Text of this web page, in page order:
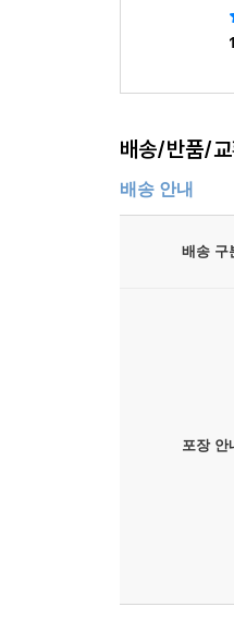
배송/반품/교
배송 안내
배송 구
포장 안